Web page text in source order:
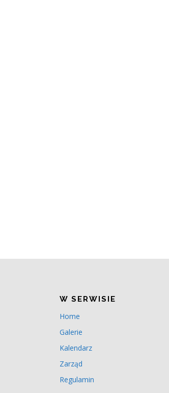
W SERWISIE
Home
Galerie
Kalendarz
Zarząd
Regulamin